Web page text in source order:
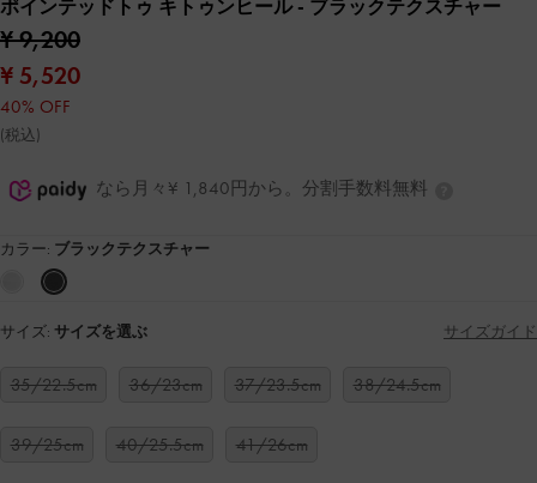
ポインテッドトゥ キトゥンヒール- ブラックテクスチャー
¥ 9,200
¥ 5,520
40% OFF
(税込)
なら月々¥ 1,840円から。分割手数料無料
カラー: ブラックテクスチャー
サイズ: サイズを選ぶ サイズガイド
35/22.5cm 36/23cm 37/23.5cm 38/24.5cm
39/25cm 40/25.5cm 41/26cm